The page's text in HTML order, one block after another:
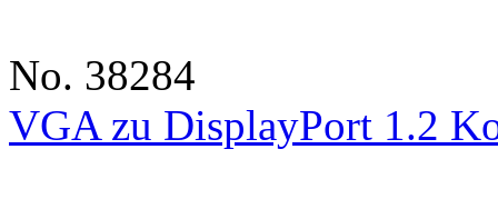
No. 38284
VGA zu DisplayPort 1.2